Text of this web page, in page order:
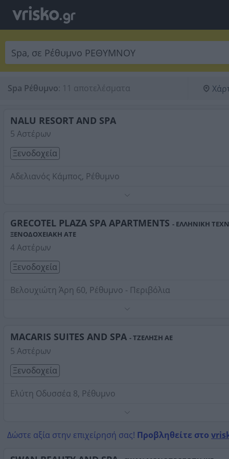
Spa Ρέθυμνο: 11 αποτελέσματα
NALU RESORT AND SPA
5 Αστέρων
Ξενοδοχεία
Αδελιανός Κάμπος, Ρέθυμνο
GRECOTEL PLAZA SPA APARTMENTS - ΕΛΛΗΝΙΚΗ
ΞΕΝΟΔΟΧΕΙΑΚΗ ΑΤΕ
4 Αστέρων
Ξενοδοχεία
Βελουχιώτη Άρη 60, Ρέθυμνο - Περιβόλια
MACARIS SUITES AND SPA - ΤΖΕΛΗΣΗ ΑΕ
5 Αστέρων
Ξενοδοχεία
Ελύτη Οδυσσέα 8, Ρέθυμνο
Δώστε αξία στην επιχείρησή σας! Προβληθείτε στο